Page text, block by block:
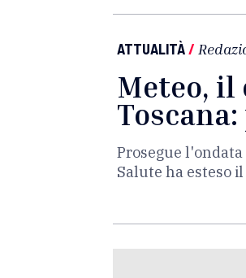
ATTUALITÀ/
Meteo, il
Prosegue
Salute ha esteso